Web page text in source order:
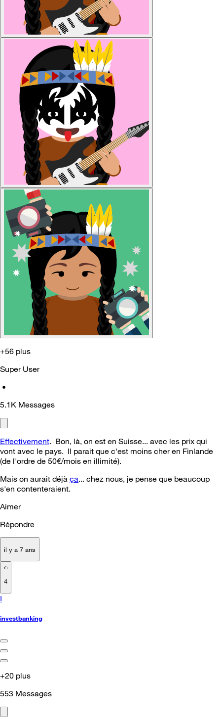
+56 plus
Super User
•
5.1K Messages
Effectivement. Bon, là, on est en Suisse... avec les prix qui
vont avec le pays. Il parait que c'est moins cher en Finlande
(de l'ordre de 50€/mois en illimité).
Mais on aurait déjà ça... chez nous, je pense que beaucoup
s'en contenteraient.
Aimer
Répondre
il y a 7 ans
4
I
investbanking
+20 plus
553 Messages